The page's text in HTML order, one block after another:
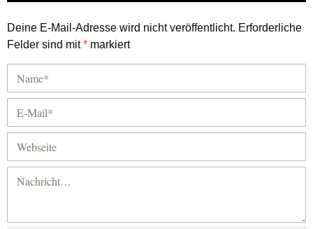
Deine E-Mail-Adresse wird nicht veröffentlicht. Erforderliche
Felder sind mit* markiert